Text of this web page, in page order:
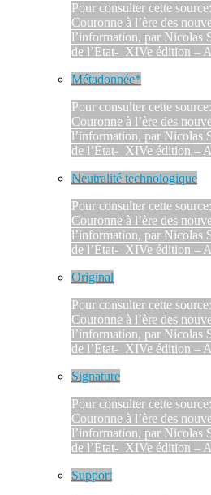
Pour consulter cette
Couronne à l’ère des
l’information, par Nicolas
de l’État- XIVe édition –
Métadonnée*
Pour consulter cette
Couronne à l’ère des
l’information, par Nicolas
de l’État- XIVe édition –
Neutralité technologique
Pour consulter cette
Couronne à l’ère des
l’information, par Nicolas
de l’État- XIVe édition –
Original
Pour consulter cette
Couronne à l’ère des
l’information, par Nicolas
de l’État- XIVe édition –
Signature
Pour consulter cette
Couronne à l’ère des
l’information, par Nicolas
de l’État- XIVe édition –
Support